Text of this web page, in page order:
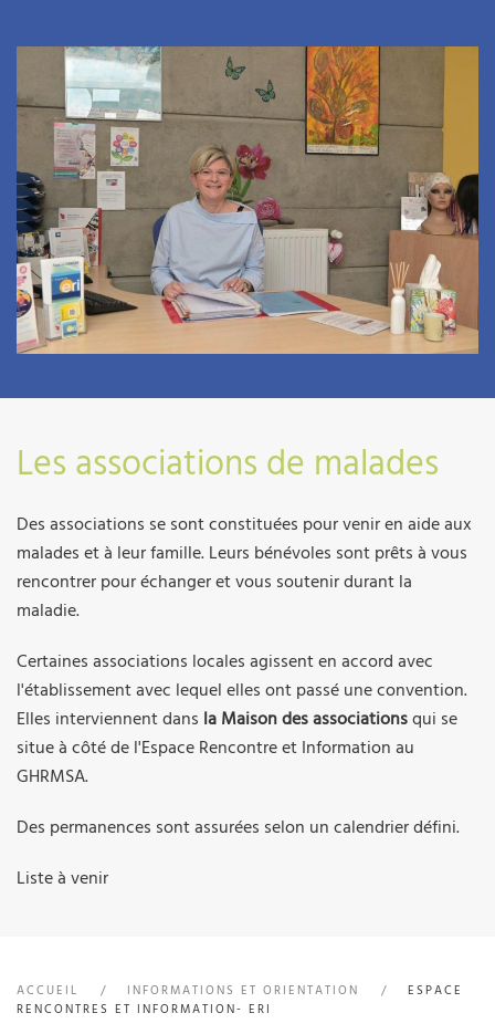
03 89 64 70 71
Les associations de malades
Des associations se sont constituées pour venir en aide aux
malades et à leur famille. Leurs bénévoles sont prêts à vous
rencontrer pour échanger et vous soutenir durant la
maladie.
Certaines associations locales agissent en accord avec
l'établissement avec lequel elles ont passé une convention.
Elles interviennent dans la Maison des associationsqui se
situe à côté de l'Espace Rencontre et Information au
GHRMSA.
Des permanences sont assurées selon un calendrier défini.
Liste à venir
ACCUEIL INFORMATIONS ET ORIENTATION
ESPACE
RENCONTRES ET INFORMATION- ERI